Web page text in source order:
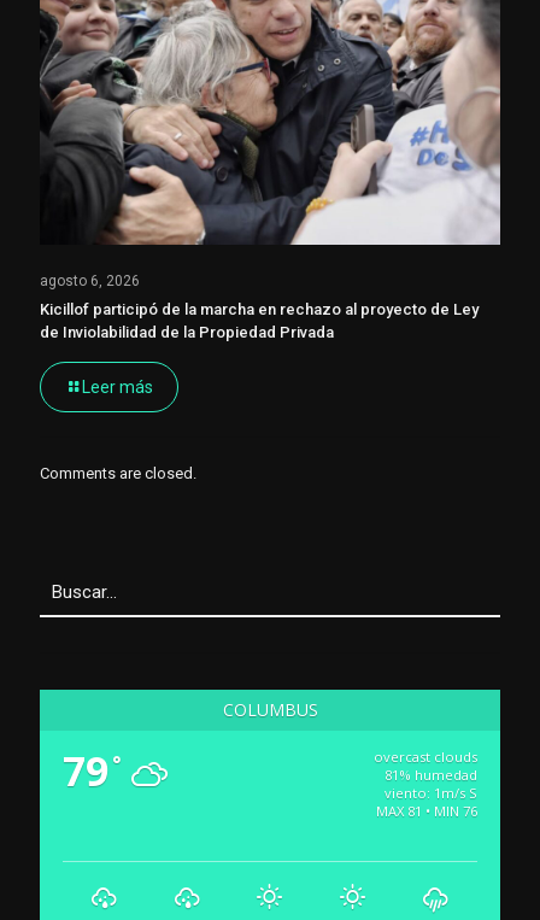
agosto 6, 2026
Kicillof participó de la marcha en rechazo al proyecto de Ley
de Inviolabilidad de la Propiedad Privada
Leer más
Comments are closed.
COLUMBUS
79°
overcast clouds
81% humedad
viento: 1m/s S
MAX 81 • MIN 76